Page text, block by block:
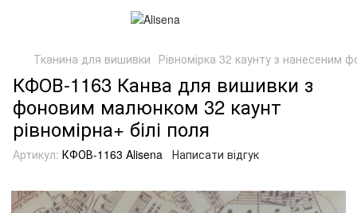
Тканина для вишивки Рівномірка 32 каунту з нанесеним
КФОВ-1163 Канва для вишивки з
фоновим малюнком 32 каунт
рівномірна+ білі поля
Артикул: КФОВ-1163 Alisena Написати відгук